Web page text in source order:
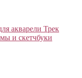
акварели Трек
и скетчбуки